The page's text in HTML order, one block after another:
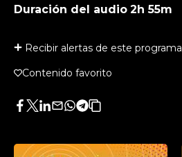
Duración del audio 2h 55m
Recibir alertas de este programa
Contenido favorito
Facebook
Twitter
LinkedIn
Enviar
Whatsapp
Telegram
Copiar
artículo